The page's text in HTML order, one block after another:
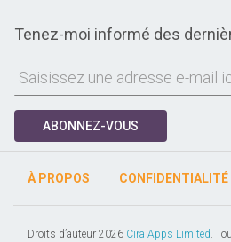
Tenez-moi informé des
ABONNEZ-VOUS
À PROPOS CONFIDENTIALITÉ
Droits d’auteur 2026 Cira Apps Limited .